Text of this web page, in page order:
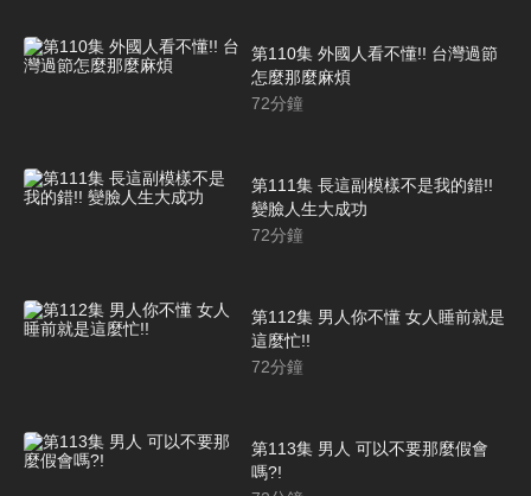
第110集 外國人看不懂!! 台灣過節
怎麼那麼麻煩
72分鐘
第111集 長這副模樣不是我的錯!!
變臉人生大成功
72分鐘
第112集 男人你不懂 女人睡前就是
這麼忙!!
72分鐘
第113集 男人 可以不要那麼假會
嗎?!